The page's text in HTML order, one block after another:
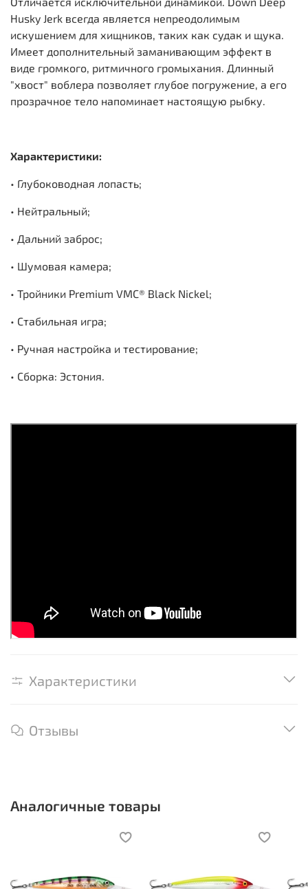
Husky Jerk всегда является непреодолимым
искушением для хищников, таких как судак и щука.
Имеет дополнительный заманивающим эффект в
виде громкого, ритмичного громыхания. Длинный
"хвост" воблера позволяет глубое погружение, а его
прозрачное тело напоминает настоящую рыбку.
Характеристики:
• Глубоководная лопасть;
• Нейтральный;
• Дальний заброс;
• Шумовая камера;
• Тройники Premium VMC® Black Nickel;
• Стабильная игра;
• Ручная настройка и тестирование;
• Сборка: Эстония.
Характеристики
Отзывы
Аналогичные товары